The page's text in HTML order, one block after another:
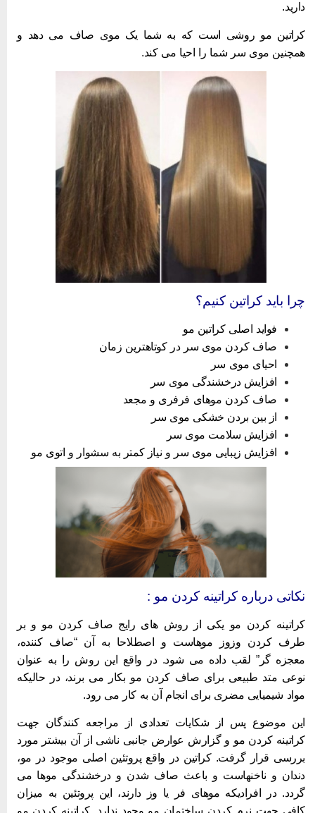
مو روشی است که به شما یک موی صاف می دهد و
موی سر شما را احیا می کند.
باید کراتین کنیم؟
فواید اصلی کراتین مو
صاف کردن موی سر در کوتاهترین زمان
احیای موی سر
افزایش درخشندگی موی سر
صاف کردن موهای فرفری و مجعد
از بین بردن خشکی موی سر
افزایش سلامت موی سر
افزایش زیبایی موی سر و نیاز کمتر به سشوار و اتوی مو
درباره کراتینه کردن مو :
کردن مو یکی از روش های رایج صاف کردن مو و بر
کردن وزوز موهاست و اصطلاحا به آن “صاف کننده،
گر” لقب داده می شود. در واقع این روش را به عنوان
متد طبیعی برای صاف کردن مو بکار می برند، در حالیکه
شیمیایی مضری برای انجام آن به کار می رود.
موضوع پس از شکایات تعدادی از مراجعه کنندگان جهت
کردن مو و گزارش عوارض جانبی ناشی از آن بیشتر مورد
قرار گرفت. کراتین در واقع پروتئین اصلی موجود در مو،
و ناخنهاست و باعث صاف شدن و درخشندگی موها می
در افرادیکه موهای فر یا وز دارند، این پروتئین به میزان
جهت نرم کردن ساختمان مو وجود ندارد. کراتینه کردن مو